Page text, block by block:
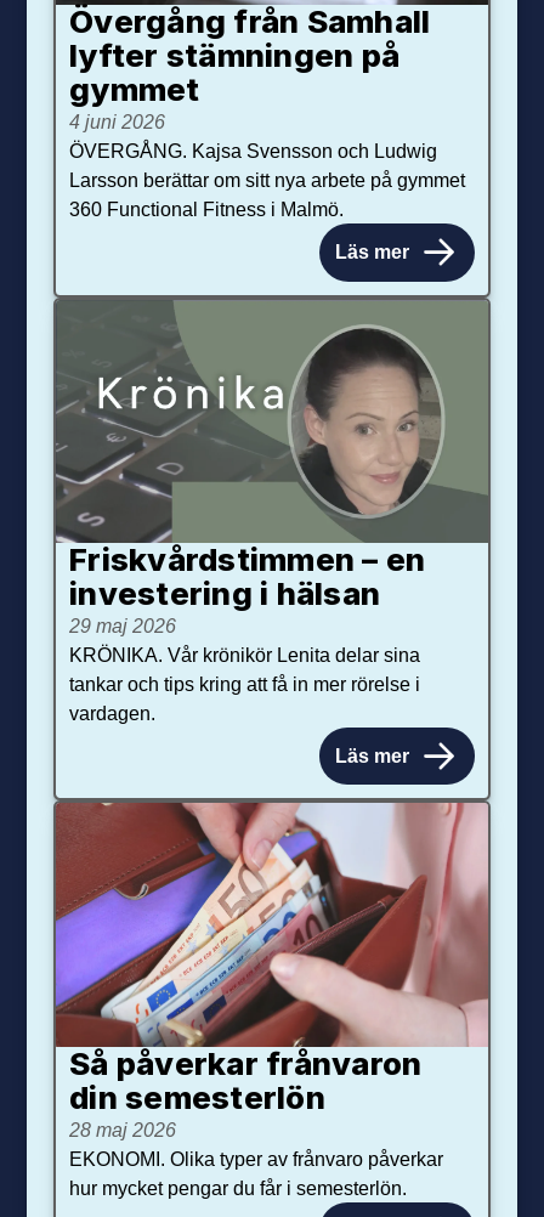
Övergång från Samhall
lyfter stämningen på
gymmet
4 juni 2026
ÖVERGÅNG. Kajsa Svensson och Ludwig
Larsson berättar om sitt nya arbete på gymmet
360 Functional Fitness i Malmö.
Läs mer
Friskvårdstimmen – en
investering i hälsan
29 maj 2026
KRÖNIKA. Vår krönikör Lenita delar sina
tankar och tips kring att få in mer rörelse i
vardagen.
Läs mer
Så påverkar från­varon
din semester­lön
28 maj 2026
EKONOMI. Olika typer av frånvaro påverkar
hur mycket pengar du får i semesterlön.